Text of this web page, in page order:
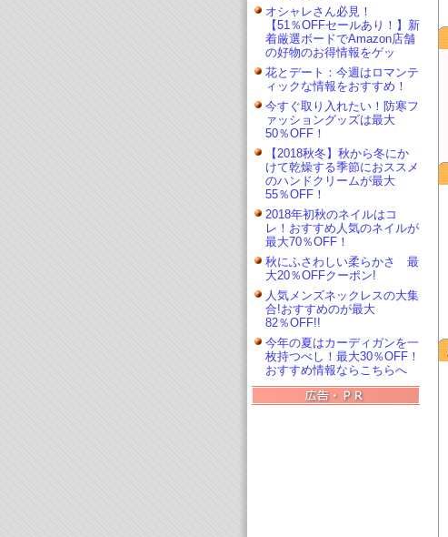
オシャレさん必見！
【51％OFFセールあり！】新
着厳選ボードでAmazon店舗
の好物のお得情報をゲッ
花とデート：今週はロマンテ
ィックな情報をおすすめ！
今すぐ取り入れたい！防寒フ
ァッショングッズは最大
50％OFF！
【2018秋冬】秋から冬にか
けて乾燥する季節におススメ
のハンドクリームが最大
55％OFF！
2018年初秋のネイルはコ
レ！おすすめ人気のネイルが
最大70％OFF！
秋にふさわしい柔らかさ 最
大20％OFFクーポン!
人気メンズネックレスの大集
合!おすすめのが最大
82％OFF!!
今年の夏はカーディガンを一
枚持つべし！最大30％OFF！
おすすめ情報ならこちらへ